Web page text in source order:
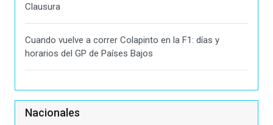
Clausura
Cuando vuelve a correr Colapinto en la F1: días y
horarios del GP de Países Bajos
Nacionales